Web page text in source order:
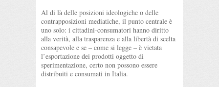
Al di là delle posizioni ideologiche o delle
contrapposizioni mediatiche, il punto centrale è
uno solo: i cittadini-consumatori hanno diritto
alla verità, alla trasparenza e alla libertà di scelta
consapevole e se – come si legge – è vietata
l’esportazione dei prodotti oggetto di
sperimentazione, certo non possono essere
distribuiti e consumati in Italia.